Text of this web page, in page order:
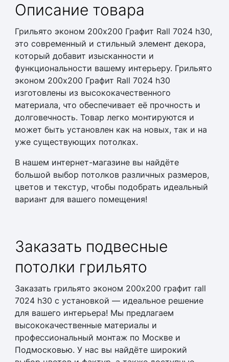
Описание товара
Грильято эконом 200х200 Графит Rall 7024 h30,
это современный и стильный элемент декора,
который добавит изысканности и
функциональности вашему интерьеру. Грильято
эконом 200х200 Графит Rall 7024 h30
изготовлены из высококачественного
материала, что обеспечивает её прочность и
долговечность. Товар легко монтируются и
может быть установлен как на новых, так и на
уже существующих потолках.
В нашем интернет-магазине вы найдёте
большой выбор потолков различных размеров,
цветов и текстур, чтобы подобрать идеальный
вариант для вашего помещения!
Заказать подвесные
потолки грильято
Заказать грильято эконом 200х200 графит rall
7024 h30 с установкой — идеальное решение
для вашего интерьера! Мы предлагаем
высококачественные материалы и
профессиональный монтаж по Москве и
Подмосковью. У нас вы найдёте широкий